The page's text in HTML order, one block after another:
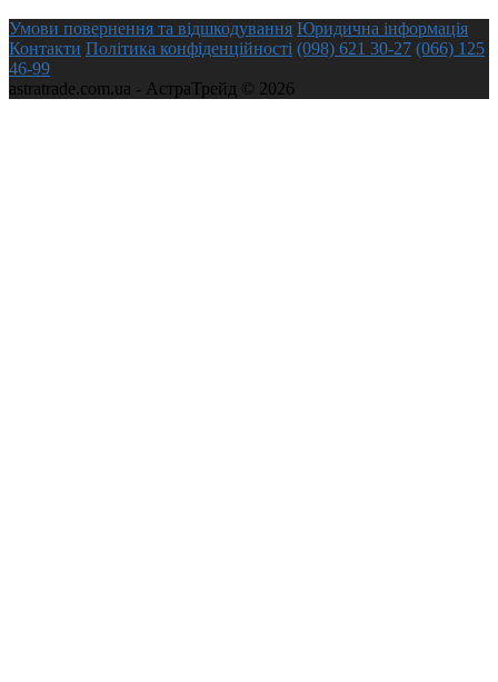
Умови повернення та відшкодування Юридична інформація
Контакти Політика конфіденційності (098) 621 30-27 (066) 125
46-99
astratrade.com.ua - АстраТрейд © 2026